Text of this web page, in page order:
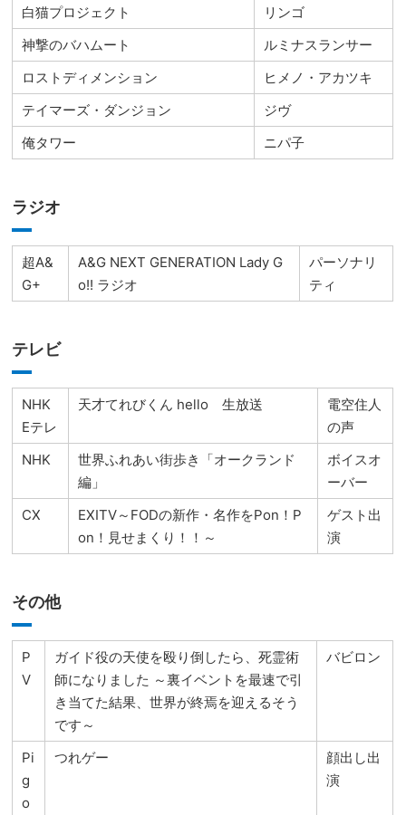
白猫プロジェクト
リンゴ
神撃のバハムート
ルミナスランサー
ロストディメンション
ヒメノ・アカツキ
テイマーズ・ダンジョン
ジヴ
俺タワー
ニパ子
ラジオ
超A&
G+
A&G NEXT GENERATION Lady G
o!! ラジオ
パーソナリ
ティ
テレビ
NHK
Eテレ
天才てれびくん hello 生放送
電空住人
の声
NHK
世界ふれあい街歩き「オークランド
編」
ボイスオ
ーバー
CX
EXITV～FODの新作・名作をPon！P
on！見せまくり！！～
ゲスト出
演
その他
P
V
ガイド役の天使を殴り倒したら、死霊術
師になりました ～裏イベントを最速で引
き当てた結果、世界が終焉を迎えるそう
です～
バビロン
Pi
g
o
つれゲー
顔出し出
演